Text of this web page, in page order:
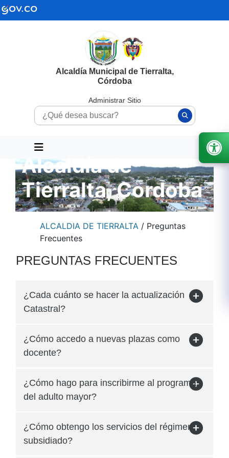
Alcaldía Municipal de Tierralta,
Córdoba
Administrar Sitio
Alcaldía de
Tierralta, Cordoba
ALCALDIA DE TIERRALTA / Preguntas
Frecuentes
​PREGU​NTAS FRECUENTES​
¿Cada cuánto se hacer la actualización
Catastral?
¿Cómo accedo a nuevas plazas como
docente?
¿Cómo hago para inscribirme al programa
del adulto mayor?
¿Cómo obtengo los servicios del régimen
subsidiado?